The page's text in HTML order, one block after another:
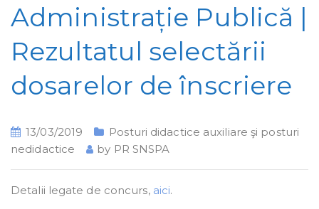
Administrație Publică |
Rezultatul selectării
dosarelor de înscriere
13/03/2019
Posturi didactice auxiliare şi posturi
nedidactice
by PR SNSPA
Detalii legate de concurs, aici.